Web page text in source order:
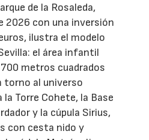
de la Rosaleda,
2026 con una inversión
ilustra el modelo
el área infantil
metros cuadrados
torno al universo
Torre Cohete, la Base
y la cúpula Sirius,
con cesta nido y